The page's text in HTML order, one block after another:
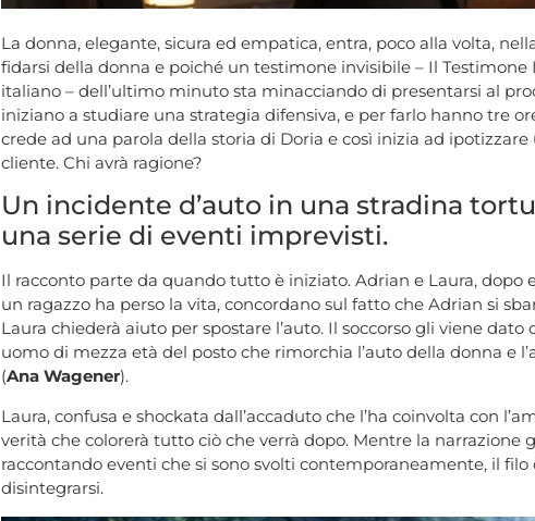
La donna, elegante, sicura ed empatica, entra, poco alla volta,
fidarsi della donna e poiché un testimone invisibile – Il
italiano – dell’ultimo minuto sta minacciando di presentarsi al
iniziano a studiare una strategia difensiva, e per farlo hanno tre
crede ad una parola della storia di Doria e così inizia ad
cliente. Chi avrà ragione?
Un incidente d’auto in una stradina
una serie di eventi imprevisti.
Il racconto parte da quando tutto è iniziato. Adrian e Laura,
un ragazzo ha perso la vita, concordano sul fatto che Adrian si
Laura chiederà aiuto per spostare l’auto. Il soccorso gli viene dato
uomo di mezza età del posto che rimorchia l’auto della donna e
(Ana Wagener).
Laura, confusa e shockata dall’accaduto che l’ha coinvolta con
verità che colorerà tutto ciò che verrà dopo. Mentre la narrazione
raccontando eventi che si sono svolti contemporaneamente, il
disintegrarsi.